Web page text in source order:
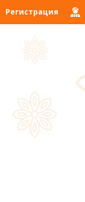
Регистрация